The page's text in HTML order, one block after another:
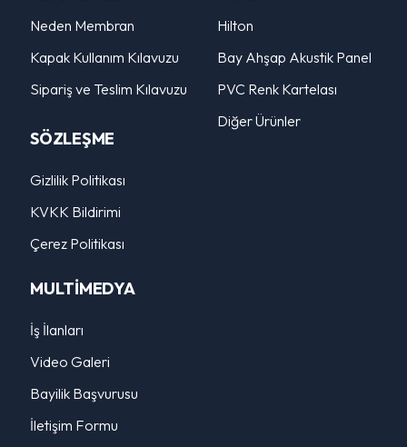
Neden Membran
Kapak Kullanım Kılavuzu
Sipariş ve Teslim Kılavuzu
SÖZLEŞME
Gizlilik Politikası
KVKK Bildirimi
Çerez Politikası
Hilton
Bay Ahşap Akustik Panel
PVC Renk Kartelası
Diğer Ürünler
MULTİMEDYA
İş İlanları
Video Galeri
Bayilik Başvurusu
İletişim Formu